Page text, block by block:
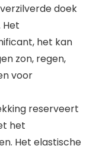
doek
het kan
zon, regen,
voor
reserveert
het
Het elastische